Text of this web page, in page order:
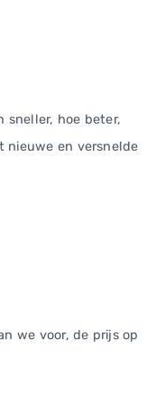
sneller, hoe beter,
nieuwe en versnelde
we voor, de prijs op